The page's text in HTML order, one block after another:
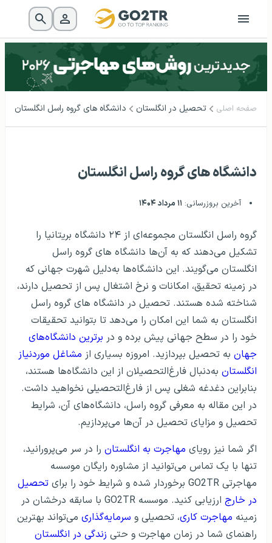
صفحه اصلی تحصیل در انگلستان دانشگاه های گروه راسل انگلستان
دانشگاه های گروه راسل انگلستان
آخرین بروزرسانی: ۱۱ مرداد ۱۴۰۴
گروه راسل انگلستان مجموعه‌ای از ۲۴ دانشگاه بریتانیا را
تشکیل می‌دهند که به آن‌ها دانشگاه های گروه راسل
انگلستان می‌گویند. این دانشگاه‌ها به‌دلیل شهرت جهانی که
در زمینه تحقیق، امکانات و نرخ اشتغال پس از تحصیل دارند،
شناخته شده هستند. تحصیل در دانشگاه های گروه راسل
انگلستان به شما این امکان را می‌دهد تا بتوانید تحقیقات
خود را در سطح جهانی پیش برده و در برترین دانشگاه‌های
جهان به تحصیل بپردازید. امروزه بسیاری از مشاغل موردنیاز
انگلستان به‌دنبال فارغ‌التحصیلان از این دانشگاه‌ها هستند،
بنابراین دغدغه شغلی پس از فارغ‌التحصیلی نخواهید داشت.
در این مقاله به معرفی گروه راسل، دانشگاه‌‌های آن، شرایط
تحصیل و مزایای تحصیل در آن‌ها می‌پردازیم.
اگر شما نیز رویای مهاجرت به انگلستان را در سر می‌پرورانید،
تنها با یک تماس می‌توانید از مشاوره رایگان موسسه
مهاجرتی GO2TR برخوردار شده و شرایط خود را برای
تحصیل
در خارج
ارزیابی کنید. موسسه GO2TR با سابقه درخشان در
زمینه مهاجرت کاری، تحصیلی و سرمایه‌گذاری می‌تواند بهترین
راهنمای شما در زمان مهاجرت و حتی زندگی در انگلستان